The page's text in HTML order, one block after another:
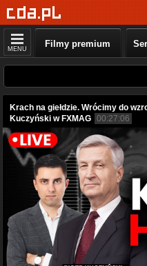
MENU Filmy premium
Krach na giełdzie. Wrócimy do
Kuczyński w FXMAG 00:27:06